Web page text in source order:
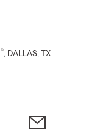
®, DALLAS, TX